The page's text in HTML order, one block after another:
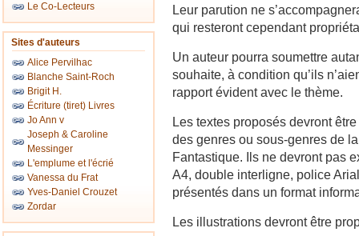
Le Co-Lecteurs
Sites d'auteurs
Alice Pervilhac
Blanche Saint-Roch
Brigit H.
Écriture (tiret) Livres
Jo Ann v
Joseph & Caroline
Messinger
L'emplume et l'écrié
Vanessa du Frat
Yves-Daniel Crouzet
Zordar
Leur parution ne
qui resteront cependant
Un auteur pourra soumettre
souhaite, à condition qu’ils
rapport évident avec le thème.
Les textes proposés devront
des genres ou sous-genres de
Fantastique. Ils ne devront pas
A4, double interligne, police
présentés dans un format
Les illustrations devront être